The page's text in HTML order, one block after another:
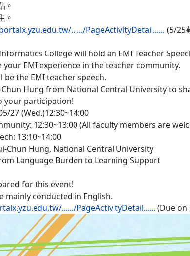
。
。
....../PageActivityDetail...... (5/25
College will hold an EMI Teacher
your EMI experience in the teacher community.
the EMI teacher speech.
Hung from National Central University to
your participation!
27 (Wed.)12:30~14:00
12:30~13:00 (All faculty members are
13:10~14:00
Chun Hung, National Central University
Language Burden to Learning Support
for this event!
mainly conducted in English.
....../PageActivityDetail...... (Due on